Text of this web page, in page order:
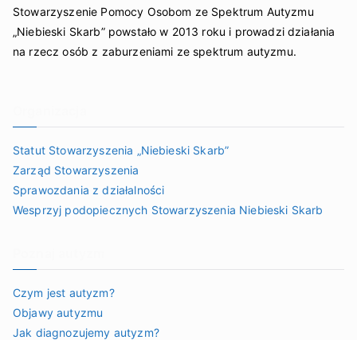
Stowarzyszenie Pomocy Osobom ze Spektrum Autyzmu
„Niebieski Skarb” powstało w 2013 roku i prowadzi działania
na rzecz osób z zaburzeniami ze spektrum autyzmu.
Statut Stowarzyszenia „Niebieski Skarb”
Zarząd Stowarzyszenia
Sprawozdania z działalności
Wesprzyj podopiecznych Stowarzyszenia Niebieski Skarb
Czym jest autyzm?
Objawy autyzmu
Jak diagnozujemy autyzm?